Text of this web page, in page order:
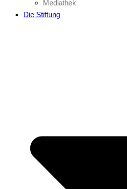
Mediathek
Die Stiftung